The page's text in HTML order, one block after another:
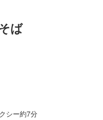
ば
シー約7分